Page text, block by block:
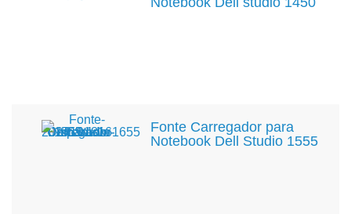
Fonte Carregador para
Notebook Dell Studio 1555